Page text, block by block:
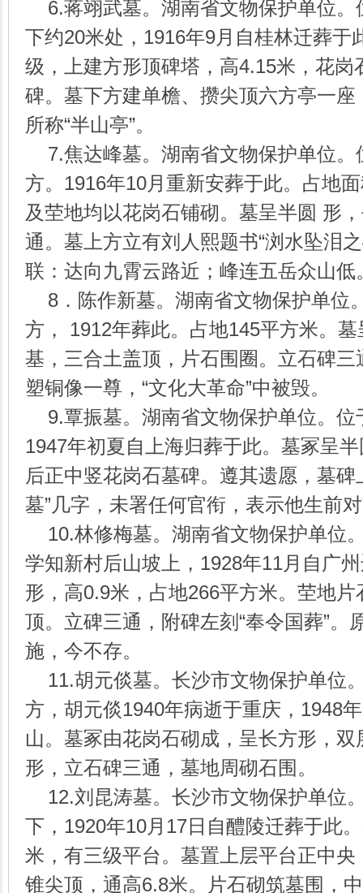
6.蒋翊武墓。湖南省文物保护单位。
下约20米处，1916年9月自桂林迁葬于
级，上建方形顶碑塔，高4.15米，花岗
碑。墓下方建单檐、攒尖顶六方亭一座
所称“半山亭”。
7.焦达峰墓。湖南省文物保护单位。
方。1916年10月重新安葬于此。占地
及茔地均以花岗石铺砌。墓呈半圆 形
通。墓上方立有刘人熙题书“浏水坠泪
联：达向九霄云路近；峰连五岳众山低
8．陈作新墓。湖南省文物保护单位
方， 1912年葬此。占地145平方米。
基，三合土盖顶，片石围圈。立石碑
塑铜像一尊，“文化大革命”中被毁。
9.覃振墓。湖南省文物保护单位。位
1947年初夏自上海归葬于此。墓冢呈
后正中竖花岗石墓碑。遵其遗愿，墓碑
墓”几字，未署任何官衔，表示他生前
10.林修梅墓。湖南省文物保护单位
学知新村后山坡上，1928年11月自广
形，高0.9米，占地266平方米。茔地
顶。立碑三通，附碑左刻“奉令国葬”。
施，今不存。
11.胡元倓墓。长沙市文物保护单位
方，胡元倓1940年病逝于重庆，1948
山。墓冢由花岗石砌成，呈长方形，
形，立石碑三通，墓地周砌石围。
12.刘昆涛墓。长沙市文物保护单位
下，1920年10月17日自醴陵迁葬于此
米，有三级平台。墓置上层平台正中
锥尖顶，通高6.8米。片石砌筑墓围，